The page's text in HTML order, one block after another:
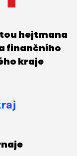
hejtmana
finančního
kraje